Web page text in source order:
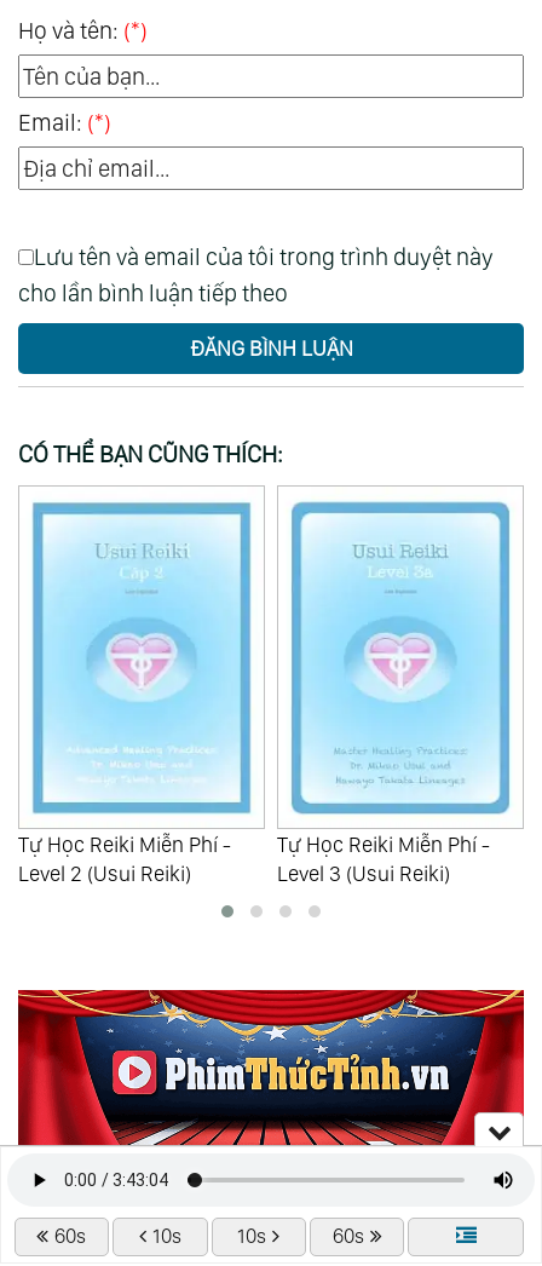
60s 10s 10s 60s
Họ và tên: (*)
Email: (*)
Lưu tên và email của tôi trong trình duyệt này
cho lần bình luận tiếp theo
ĐĂNG BÌNH LUẬN
CÓ THỂ BẠN CŨNG THÍCH:
Tự Học Reiki Miễn Phí -
Level 2 (Usui Reiki)
Tự Học Reiki Miễn Phí -
Level 3 (Usui Reiki)
KHOA HỌC TÂM LINH: